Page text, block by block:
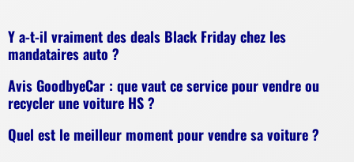
Y a-t-il vraiment des deals Black Friday chez les
mandataires auto ?
Avis GoodbyeCar : que vaut ce service pour vendre ou
recycler une voiture HS ?
Quel est le meilleur moment pour vendre sa voiture ?